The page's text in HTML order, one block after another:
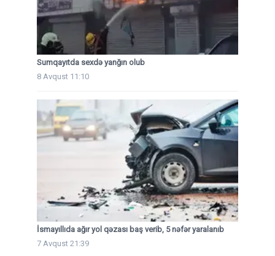
Sumqayıtda sexdə yanğın olub
8 Avqust 11:10
İsmayıllıda ağır yol qəzası baş verib, 5 nəfər yaralanıb
7 Avqust 21:39